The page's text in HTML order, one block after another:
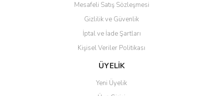
Mesafeli Satış Sözleşmesi
Gizlilik ve Güvenlik
İptal ve İade Şartları
Kişisel Veriler Politikası
ÜYELİK
Yeni Üyelik